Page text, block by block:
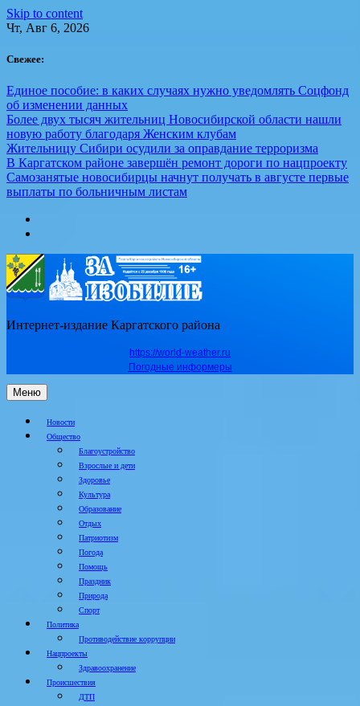
Skip to content
Чт, Авг 6, 2026
Свежее:
Единое пособие: в каких случаях нужно уведомлять Соцфонд
об изменении данных
Более двух тысяч жительниц Новосибирской области нашли
новую работу благодаря Женским клубам
Жительницу Сибири осудили за оправдание терроризма
В Каргатском районе завершён ремонт дороги по нацпроекту
Самозанятые новосибирцы начнут получать в августе первые
выплаты по больничным листам
Интернет-издание Каргатского района
https://world-weather.ru
Погодные информеры
Меню
Новости
Общество
Благоустройство
Взрослые и дети
Здоровье
Культура
Образование
Отдых
Патриотизм
Погода
Помощь
Праздник
Природа
Спорт
Политика
Противодействие коррупции
Нацпроекты
Здравоохранение
Происшествия
ДТП